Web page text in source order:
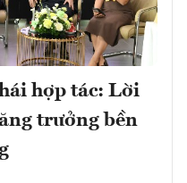
hợp tác: Lời
trưởng bền